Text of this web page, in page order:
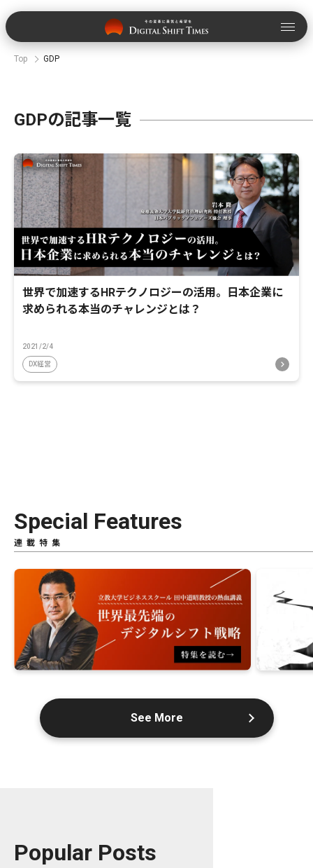
Top GDP
GDPの記事一覧
世界で加速するHRテクノロジーの活用。日本企業に
求められる本当のチャレンジとは？
2021/2/4
DX経営
Special Features
連載特集
See More
Popular Posts